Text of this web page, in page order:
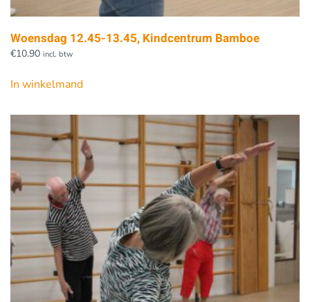
Woensdag 12.45-13.45, Kindcentrum Bamboe
€10.90 incl. btw
In winkelmand